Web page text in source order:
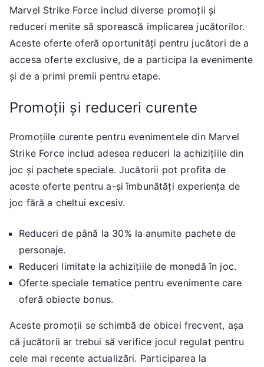
Marvel Strike Force includ diverse promoții și
reduceri menite să sporească implicarea jucătorilor.
Aceste oferte oferă oportunități pentru jucători de a
accesa oferte exclusive, de a participa la evenimente
și de a primi premii pentru etape.
Promoții și reduceri curente
Promoțiile curente pentru evenimentele din Marvel
Strike Force includ adesea reduceri la achizițiile din
joc și pachete speciale. Jucătorii pot profita de
aceste oferte pentru a-și îmbunătăți experiența de
joc fără a cheltui excesiv.
Reduceri de până la 30% la anumite pachete de
personaje.
Reduceri limitate la achizițiile de monedă în joc.
Oferte speciale tematice pentru evenimente care
oferă obiecte bonus.
Aceste promoții se schimbă de obicei frecvent, așa
că jucătorii ar trebui să verifice jocul regulat pentru
cele mai recente actualizări. Participarea la